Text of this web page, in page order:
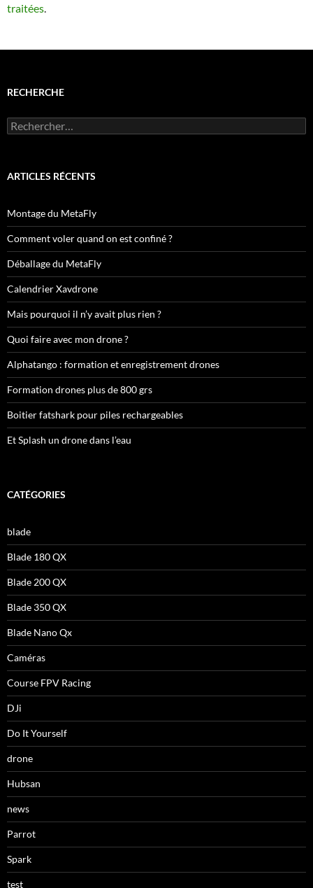
traitées.
RECHERCHE
Rechercher :
ARTICLES RÉCENTS
Montage du MetaFly
Comment voler quand on est confiné ?
Déballage du MetaFly
Calendrier Xavdrone
Mais pourquoi il n’y avait plus rien ?
Quoi faire avec mon drone ?
Alphatango : formation et enregistrement drones
Formation drones plus de 800 grs
Boitier fatshark pour piles rechargeables
Et Splash un drone dans l’eau
CATÉGORIES
blade
Blade 180 QX
Blade 200 QX
Blade 350 QX
Blade Nano Qx
Caméras
Course FPV Racing
DJi
Do It Yourself
drone
Hubsan
news
Parrot
Spark
test